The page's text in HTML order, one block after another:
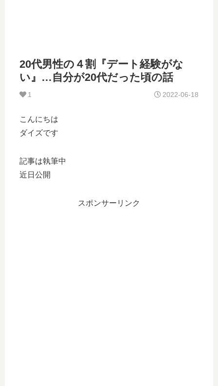
20代男性の４割『デート経験がな
い』…自分が20代だった頃の話
1 2022-06-18
こんにちは
ダイズです
記事は執筆中
近日公開
スポンサーリンク